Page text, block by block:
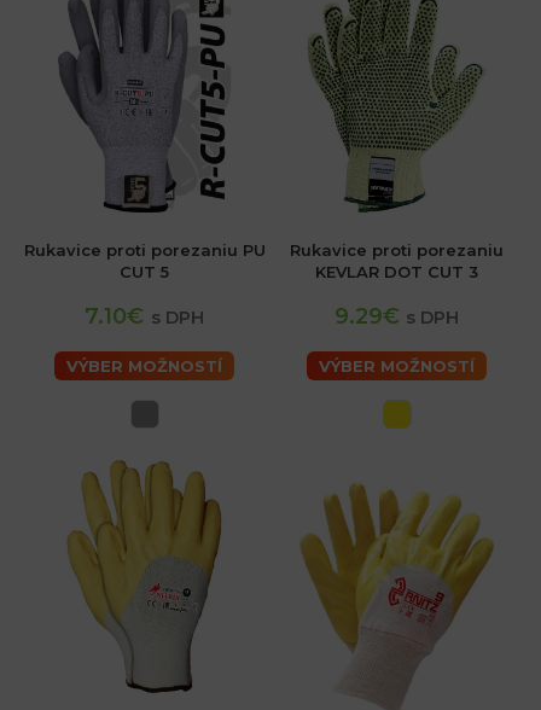
Rukavice proti porezaniu PU
CUT 5
7.10€ s DPH
VÝBER MOŽNOSTÍ
Rukavice proti porezaniu
KEVLAR DOT CUT 3
9.29€ s DPH
VÝBER MOŽNOSTÍ